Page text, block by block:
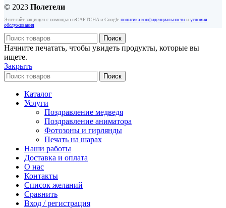
© 2023 Полетели
Этот сайт защищен с помощью reCAPTCHA и Google политика конфиденциальности и условия
обслуживания
Поиск
Начните печатать, чтобы увидеть продукты, которые вы
ищете.
Закрыть
Поиск
Каталог
Услуги
Поздравление медведя
Поздравление аниматора
Фотозоны и гирлянды
Печать на шарах
Наши работы
Доставка и оплата
О нас
Контакты
Список желаний
Сравнить
Вход / регистрация